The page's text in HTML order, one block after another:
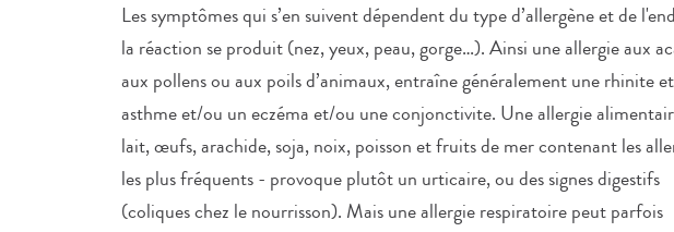
Les symptômes qui s’en suivent dépendent du type d’allergène et de
la réaction se produit (nez, yeux, peau, gorge…). Ainsi une allergie aux
aux pollens ou aux poils d’animaux, entraîne généralement une rhinite
asthme et/ou un eczéma et/ou une conjonctivite. Une allergie
lait, œufs, arachide, soja, noix, poisson et fruits de mer contenant les
les plus fréquents - provoque plutôt un urticaire, ou des signes digestifs
(coliques chez le nourrisson). Mais une allergie respiratoire peut parfois